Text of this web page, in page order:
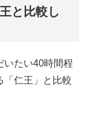
と比較し
いたい40時間程
「仁王」と比較